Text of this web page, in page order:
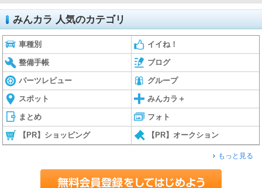
みんカラ 人気のカテゴリ
車種別 イイね！
整備手帳 ブログ
パーツレビュー グループ
スポット みんカラ＋
まとめ フォト
【PR】ショッピング 【PR】オークション
もっと見る